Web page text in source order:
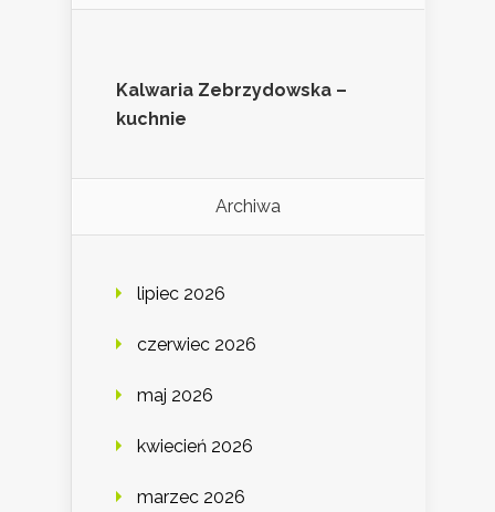
Kalwaria Zebrzydowska –
kuchnie
Archiwa
lipiec 2026
czerwiec 2026
maj 2026
kwiecień 2026
marzec 2026